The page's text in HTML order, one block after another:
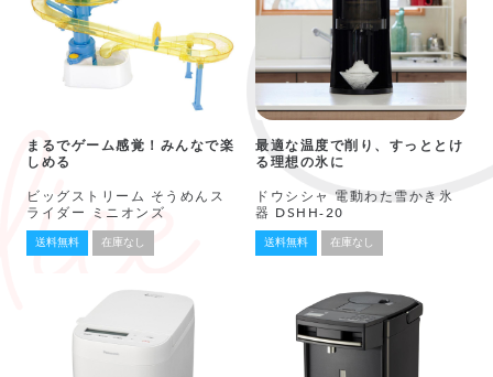
まるでゲーム感覚！みんなで楽
しめる
ビッグストリーム そうめんス
ライダー ミニオンズ
送料無料 在庫なし
最適な温度で削り、すっととけ
る理想の氷に
ドウシシャ 電動わた雪かき氷
器 DSHH-20
送料無料 在庫なし